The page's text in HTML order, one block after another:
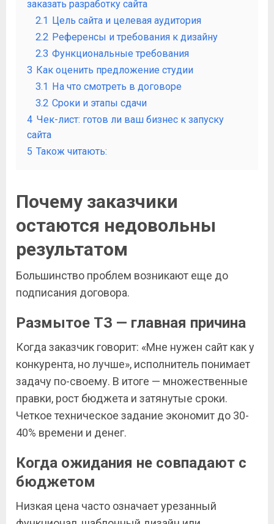
заказать разработку сайта
2.1 Цель сайта и целевая аудитория
2.2 Референсы и требования к дизайну
2.3 Функциональные требования
3 Как оценить предложение студии
3.1 На что смотреть в договоре
3.2 Сроки и этапы сдачи
4 Чек-лист: готов ли ваш бизнес к запуску
сайта
5 Також читають:
Почему заказчики
остаются недовольны
результатом
Большинство проблем возникают еще до
подписания договора.
Размытое ТЗ — главная причина
Когда заказчик говорит: «Мне нужен сайт как у
конкурента, но лучше», исполнитель понимает
задачу по-своему. В итоге — множественные
правки, рост бюджета и затянутые сроки.
Четкое техническое задание экономит до 30-
40% времени и денег.
Когда ожидания не совпадают с
бюджетом
Низкая цена часто означает урезанный